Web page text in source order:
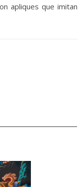
apliques que imitan